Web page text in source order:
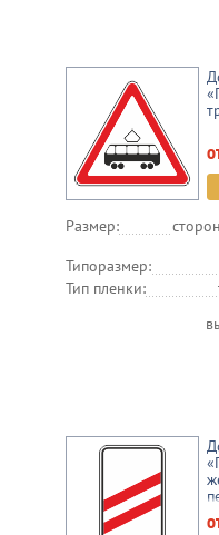
Размер:
Типоразмер:
Тип пленки: